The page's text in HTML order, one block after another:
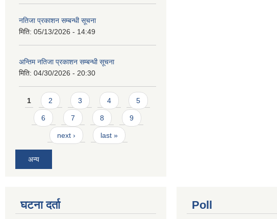
नतिजा प्रकाशन सम्बन्धी सूचना
मिति: 05/13/2026 - 14:49
अन्तिम नतिजा प्रकाशन सम्बन्धी सूचना
मिति: 04/30/2026 - 20:30
Pages
1 2 3 4 5
6 7 8 9
next › last »
अन्य
घटना दर्ता Poll